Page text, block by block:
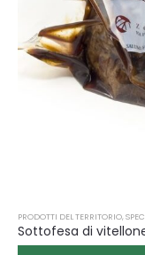
PRODOTTI DEL TERRITORIO,
Sottofesa di